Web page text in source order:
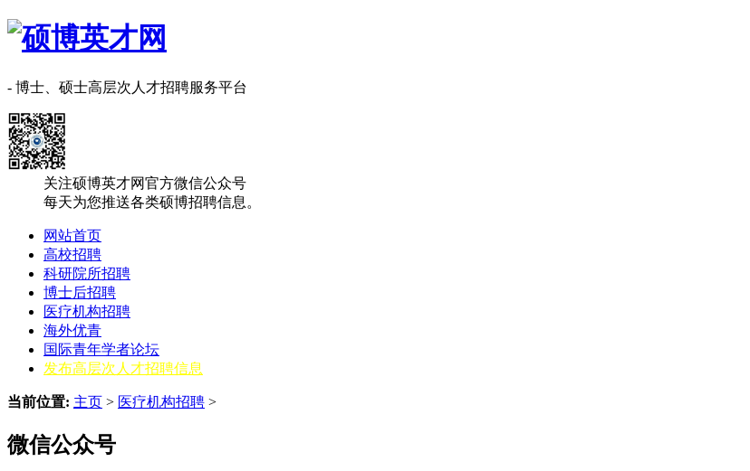
- 博士、硕士高层次人才招聘服务平台
关注硕博英才网官方微信公众号
每天为您推送各类硕博招聘信息。
网站首页
高校招聘
科研院所招聘
博士后招聘
医疗机构招聘
海外优青
国际青年学者论坛
发布高层次人才招聘信息
当前位置: 主页 > 医疗机构招聘 >
微信公众号